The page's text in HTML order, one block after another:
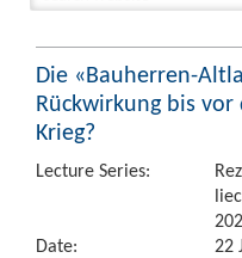
Die «Bauherren-
Rückwirkung bis
Krieg?
Lecture Series:
Date:
22